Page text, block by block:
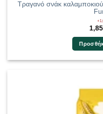
Τραγανό σνάκ
1,85